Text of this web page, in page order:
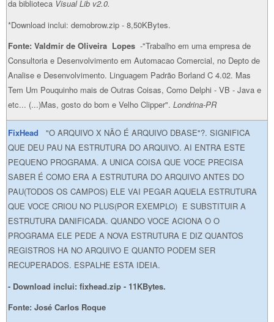
da biblioteca Visual Lib v2.0.
*Download inclui: demobrow.zip - 8,50KBytes.
Fonte: Valdmir de Oliveira Lopes -"Trabalho em uma empresa de
Consultoria e Desenvolvimento em Automacao Comercial, no Depto de
Analise e Desenvolvimento. Linguagem Padrão Borland C 4.02. Mas
Tem Um Pouquinho mais de Outras Coisas, Como Delphi - VB - Java e
etc... (...)Mas, gosto do bom e Velho Clipper". Londrina-PR
FixHead
"O ARQUIVO X NÃO É ARQUIVO DBASE"?. SIGNIFICA
QUE DEU PAU NA ESTRUTURA DO ARQUIVO. AI ENTRA ESTE
PEQUENO PROGRAMA. A UNICA COISA QUE VOCE PRECISA
SABER É COMO ERA A ESTRUTURA DO ARQUIVO ANTES DO
PAU(TODOS OS CAMPOS) ELE VAI PEGAR AQUELA ESTRUTURA
QUE VOCE CRIOU NO PLUS(POR EXEMPLO) E SUBSTITUIR A
ESTRUTURA DANIFICADA. QUANDO VOCE ACIONA O O
PROGRAMA ELE PEDE A NOVA ESTRUTURA E DIZ QUANTOS
REGISTROS HA NO ARQUIVO E QUANTO PODEM SER
RECUPERADOS. ESPALHE ESTA IDEIA.
- Download inclui: fixhead.zip - 11KBytes.
Fonte: José Carlos Roque